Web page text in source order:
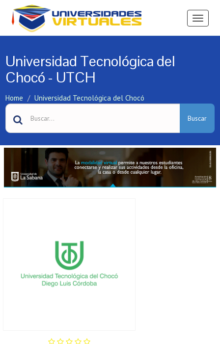
Ver
Universidad Tecnológica del
Chocó - UTCH
Home Universidad Tecnológica del Chocó
Buscar